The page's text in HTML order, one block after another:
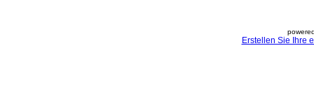
Erstellen Sie Ihre